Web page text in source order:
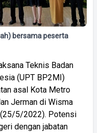
bersama peserta
Teknis Badan
(UPT BP2MI)
asal Kota Metro
Jerman di Wisma
(25/5/2022). Potensi
dengan jabatan